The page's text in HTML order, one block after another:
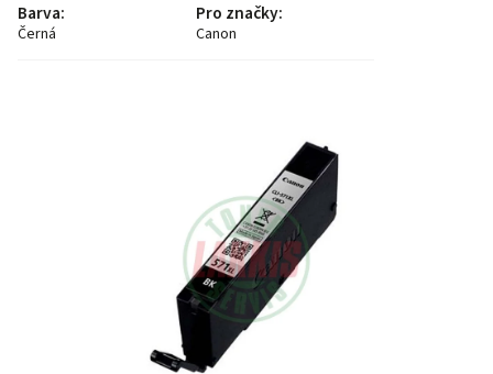
Barva:
Černá
Pro značky:
Canon